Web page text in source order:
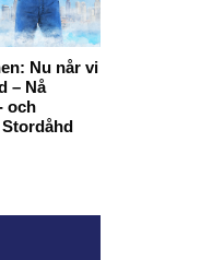
Nu når vi
– Nå
och